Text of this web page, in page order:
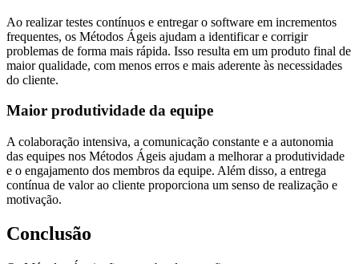
Ao realizar testes contínuos e entregar o software em incrementos
frequentes, os Métodos Ágeis ajudam a identificar e corrigir
problemas de forma mais rápida. Isso resulta em um produto final de
maior qualidade, com menos erros e mais aderente às necessidades
do cliente.
Maior produtividade da equipe
A colaboração intensiva, a comunicação constante e a autonomia
das equipes nos Métodos Ágeis ajudam a melhorar a produtividade
e o engajamento dos membros da equipe. Além disso, a entrega
contínua de valor ao cliente proporciona um senso de realização e
motivação.
Conclusão